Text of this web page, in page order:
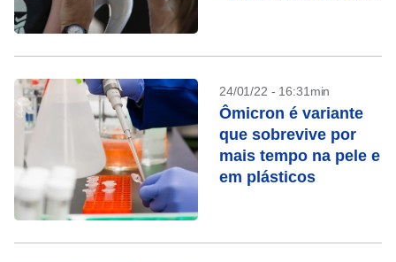
24/01/22 - 16:31min
Ômicron é variante
que sobrevive por
mais tempo na pele e
em plásticos